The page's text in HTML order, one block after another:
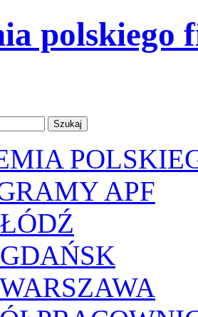
polskiego
APF